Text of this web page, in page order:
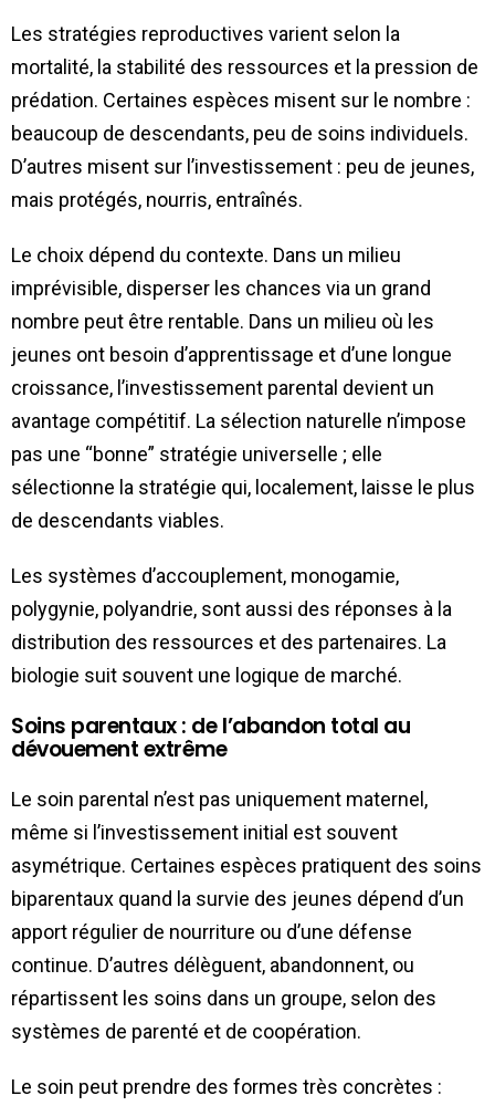
Les stratégies reproductives varient selon la
mortalité, la stabilité des ressources et la pression de
prédation. Certaines espèces misent sur le nombre :
beaucoup de descendants, peu de soins individuels.
D’autres misent sur l’investissement : peu de jeunes,
mais protégés, nourris, entraînés.
Le choix dépend du contexte. Dans un milieu
imprévisible, disperser les chances via un grand
nombre peut être rentable. Dans un milieu où les
jeunes ont besoin d’apprentissage et d’une longue
croissance, l’investissement parental devient un
avantage compétitif. La sélection naturelle n’impose
pas une “bonne” stratégie universelle ; elle
sélectionne la stratégie qui, localement, laisse le plus
de descendants viables.
Les systèmes d’accouplement, monogamie,
polygynie, polyandrie, sont aussi des réponses à la
distribution des ressources et des partenaires. La
biologie suit souvent une logique de marché.
Soins parentaux : de l’abandon total au
dévouement extrême
Le soin parental n’est pas uniquement maternel,
même si l’investissement initial est souvent
asymétrique. Certaines espèces pratiquent des soins
biparentaux quand la survie des jeunes dépend d’un
apport régulier de nourriture ou d’une défense
continue. D’autres délèguent, abandonnent, ou
répartissent les soins dans un groupe, selon des
systèmes de parenté et de coopération.
Le soin peut prendre des formes très concrètes :